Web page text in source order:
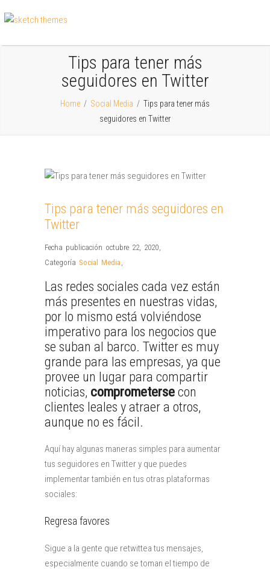
Tips para tener más
seguidores en Twitter
Home / Social Media / Tips para tener más
seguidores en Twitter
Tips para tener más seguidores en
Twitter
Fecha publicación octubre 22, 2020,
Categoría Social Media ,
Las redes sociales cada vez están
más presentes en nuestras vidas,
por lo mismo está volviéndose
imperativo para los negocios que
se suban al barco. Twitter es muy
grande para las empresas, ya que
provee un lugar para compartir
noticias, comprometersecon
clientes leales y atraer a otros,
aunque no es fácil.
Aquí hay algunas maneras simples para aumentar
tus seguidores en Twitter y que puedes
implementar también en tus otras plataformas
sociales:
Regresa favores
Sigue a la gente que retwittea tus mensajes,
especialmente cuando se toman el tiempo de